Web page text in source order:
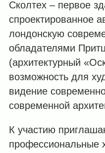
Сколтех – первое
спроектированное
лондонскую
обладателями
(архитектурный
возможность для
видение
современной
К участию
профессиональные